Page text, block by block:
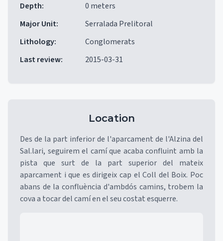
Depth:
0 meters
Major Unit:
Serralada Prelitoral
Lithology:
Conglomerats
Last review: 2015-03-31
Location
Des de la part inferior de l'aparcament de l'Alzina del
Sal.lari, seguirem el camí que acaba confluint amb la
pista que surt de la part superior del mateix
aparcament i que es dirigeix cap el Coll del Boix. Poc
abans de la confluència d'ambdós camins, trobem la
cova a tocar del camí en el seu costat esquerre.